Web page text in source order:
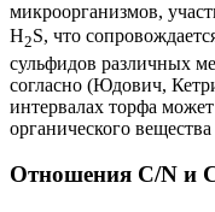
микроорганизмов,
H2S, что
сульфидов различных
согласно (Юдович,
интервалах торфа
органического
Отношения C/N и